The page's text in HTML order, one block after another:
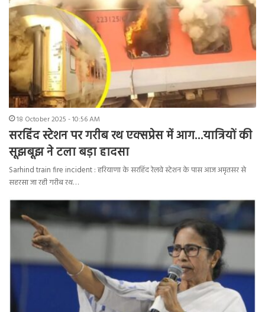
18 October 2025 - 10:56 AM
सरहिंद स्टेशन पर गरीब रथ एक्सप्रेस में आग…यात्रियों की
सूझबूझ ने टला बड़ा हादसा
Sarhind train fire incident : हरियाणा के सरहिंद रेलवे स्टेशन के पास आज अमृतसर से
सहरसा जा रही गरीब रथ…